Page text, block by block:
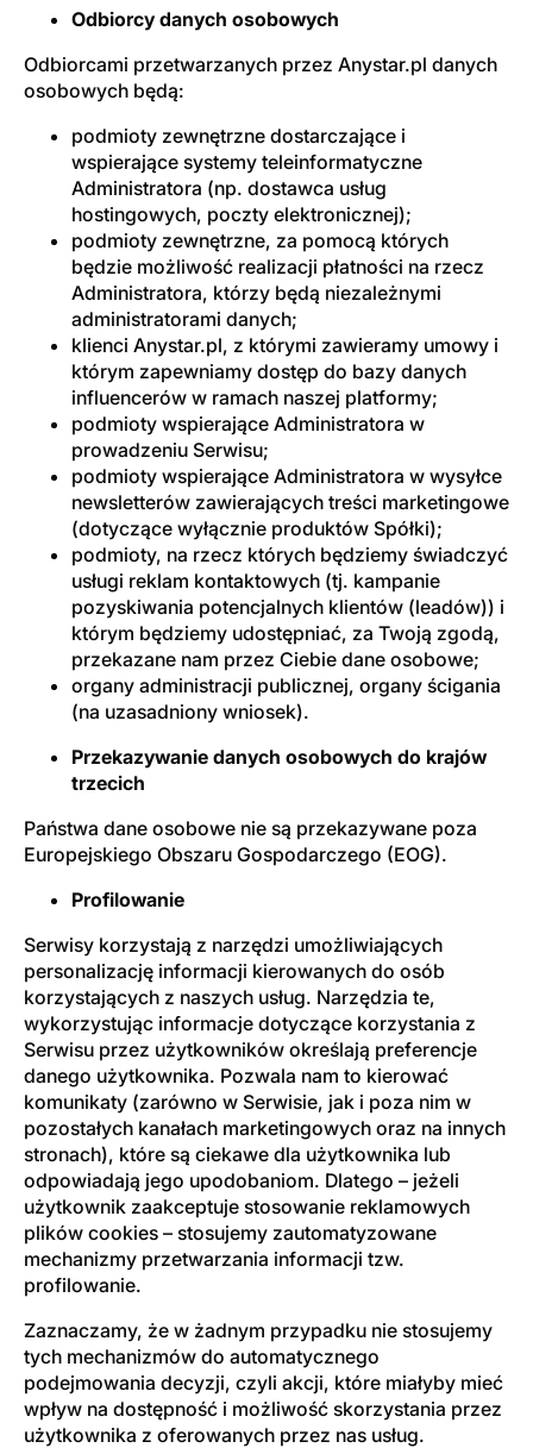
Odbiorcy danych osobowych
Odbiorcami przetwarzanych przez Anystar.pl danych
osobowych będą:
podmioty zewnętrzne dostarczające i
wspierające systemy teleinformatyczne
Administratora (np. dostawca usług
hostingowych, poczty elektronicznej);
podmioty zewnętrzne, za pomocą których
będzie możliwość realizacji płatności na rzecz
Administratora, którzy będą niezależnymi
administratorami danych;
klienci Anystar.pl, z którymi zawieramy umowy i
którym zapewniamy dostęp do bazy danych
influencerów w ramach naszej platformy;
podmioty wspierające Administratora w
prowadzeniu Serwisu;
podmioty wspierające Administratora w wysyłce
newsletterów zawierających treści marketingowe
(dotyczące wyłącznie produktów Spółki);
podmioty, na rzecz których będziemy świadczyć
usługi reklam kontaktowych (tj. kampanie
pozyskiwania potencjalnych klientów (leadów)) i
którym będziemy udostępniać, za Twoją zgodą,
przekazane nam przez Ciebie dane osobowe;
organy administracji publicznej, organy ścigania
(na uzasadniony wniosek).
Przekazywanie danych osobowych do krajów
trzecich
Państwa dane osobowe nie są przekazywane poza
Europejskiego Obszaru Gospodarczego (EOG).
Profilowanie
Serwisy korzystają z narzędzi umożliwiających
personalizację informacji kierowanych do osób
korzystających z naszych usług. Narzędzia te,
wykorzystując informacje dotyczące korzystania z
Serwisu przez użytkowników określają preferencje
danego użytkownika. Pozwala nam to kierować
komunikaty (zarówno w Serwisie, jak i poza nim w
pozostałych kanałach marketingowych oraz na innych
stronach), które są ciekawe dla użytkownika lub
odpowiadają jego upodobaniom. Dlatego – jeżeli
użytkownik zaakceptuje stosowanie reklamowych
plików cookies – stosujemy zautomatyzowane
mechanizmy przetwarzania informacji tzw.
profilowanie.
Zaznaczamy, że w żadnym przypadku nie stosujemy
tych mechanizmów do automatycznego
podejmowania decyzji, czyli akcji, które miałyby mieć
wpływ na dostępność i możliwość skorzystania przez
użytkownika z oferowanych przez nas usług.